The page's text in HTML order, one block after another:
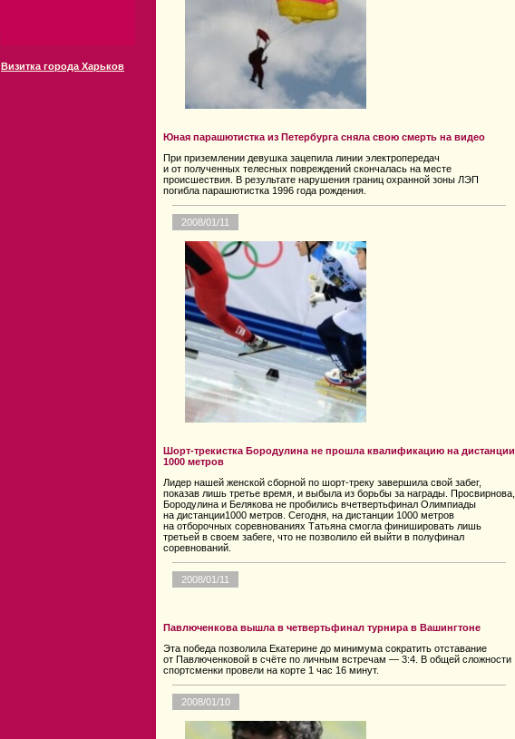
Визитка города Харьков
Юная парашютистка из Петербурга сняла свою смерть на видео
При приземлении девушка зацепила линии электропередач
и от полученных телесных повреждений скончалась на месте
происшествия. В результате нарушения границ охранной зоны ЛЭП
погибла парашютистка 1996 года рождения.
2008/01/11
Шорт-трекистка Бородулина не прошла квалификацию на дистанции
1000 метров
Лидер нашей женской сборной по шорт-треку завершила свой забег,
показав лишь третье время, и выбыла из борьбы за награды. Просвирнова,
Бородулина и Белякова не пробились вчетвертьфинал Олимпиады
на дистанции1000 метров. Сегодня, на дистанции 1000 метров
на отборочных соревнованиях Татьяна смогла финишировать лишь
третьей в своем забеге, что не позволило ей выйти в полуфинал
соревнований.
2008/01/11
Павлюченкова вышла в четвертьфинал турнира в Вашингтоне
Эта победа позволила Екатерине до минимума сократить отставание
от Павлюченковой в счёте по личным встречам — 3:4. В общей сложности
спортсменки провели на корте 1 час 16 минут.
2008/01/10